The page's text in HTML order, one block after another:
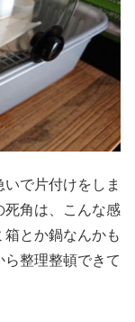
で片付けをしま
死角は、こんな感
とか鍋なんかも
整理整頓できて